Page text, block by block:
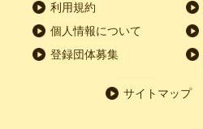
利用規約
個人情報について
登録団体募集
サイトマップ